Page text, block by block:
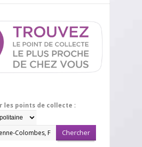
les points de collecte :